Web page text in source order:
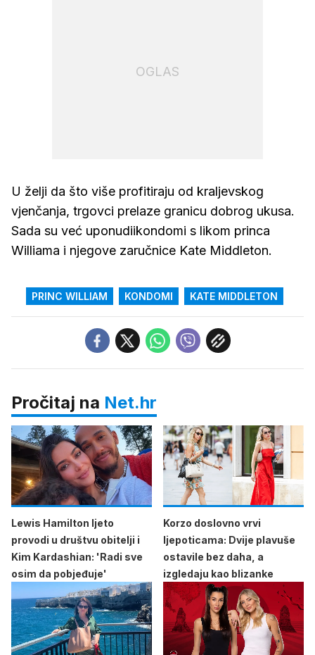
OGLAS
U želji da što više profitiraju od kraljevskog
vjenčanja, trgovci prelaze granicu dobrog ukusa.
Sada su već uponudiikondomi s likom princa
Williama i njegove zaručnice Kate Middleton.
PRINC WILLIAM KONDOMI KATE MIDDLETON
Pročitaj na Net.hr
Lewis Hamilton ljeto
provodi u društvu obitelji i
Kim Kardashian: 'Radi sve
osim da pobjeđuje'
Korzo doslovno vrvi
ljepoticama: Dvije plavuše
ostavile bez daha, a
izgledaju kao blizanke